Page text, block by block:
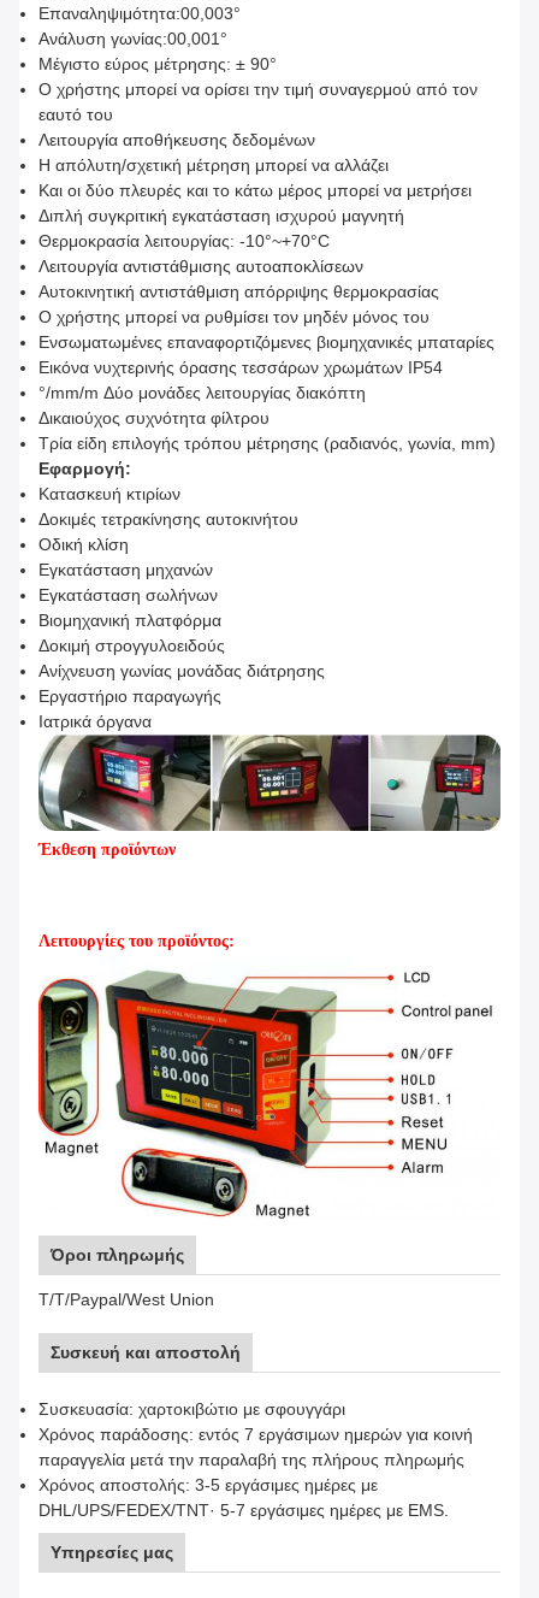
Επαναληψιμότητα:00,003°
Ανάλυση γωνίας:00,001°
Μέγιστο εύρος μέτρησης: ± 90°
Ο χρήστης μπορεί να ορίσει την τιμή συναγερμού από τον
εαυτό του
Λειτουργία αποθήκευσης δεδομένων
Η απόλυτη/σχετική μέτρηση μπορεί να αλλάζει
Και οι δύο πλευρές και το κάτω μέρος μπορεί να μετρήσει
Διπλή συγκριτική εγκατάσταση ισχυρού μαγνητή
Θερμοκρασία λειτουργίας: -10°~+70°C
Λειτουργία αντιστάθμισης αυτοαποκλίσεων
Αυτοκινητική αντιστάθμιση απόρριψης θερμοκρασίας
Ο χρήστης μπορεί να ρυθμίσει τον μηδέν μόνος του
Ενσωματωμένες επαναφορτιζόμενες βιομηχανικές μπαταρίες
Εικόνα νυχτερινής όρασης τεσσάρων χρωμάτων IP54
°/mm/m Δύο μονάδες λειτουργίας διακόπτη
Δικαιούχος συχνότητα φίλτρου
Τρία είδη επιλογής τρόπου μέτρησης (ραδιανός, γωνία, mm)
Εφαρμογή:
Κατασκευή κτιρίων
Δοκιμές τετρακίνησης αυτοκινήτου
Οδική κλίση
Εγκατάσταση μηχανών
Εγκατάσταση σωλήνων
Βιομηχανική πλατφόρμα
Δοκιμή στρογγυλοειδούς
Ανίχνευση γωνίας μονάδας διάτρησης
Εργαστήριο παραγωγής
Ιατρικά όργανα
Έκθεση προϊόντων
Λειτουργίες του προϊόντος:
Όροι πληρωμής
Τ/Τ/Paypal/West Union
Συσκευή και αποστολή
Συσκευασία: χαρτοκιβώτιο με σφουγγάρι
Χρόνος παράδοσης: εντός 7 εργάσιμων ημερών για κοινή
παραγγελία μετά την παραλαβή της πλήρους πληρωμής
Χρόνος αποστολής: 3-5 εργάσιμες ημέρες με
DHL/UPS/FEDEX/TNT· 5-7 εργάσιμες ημέρες με EMS.
Υπηρεσίες μας